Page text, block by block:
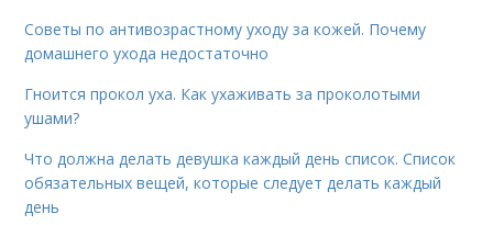
Советы по антивозрастному уходу за кожей. Почему
домашнего ухода недостаточно
Гноится прокол уха. Как ухаживать за проколотыми
ушами?
Что должна делать девушка каждый день список. Список
обязательных вещей, которые следует делать каждый
день